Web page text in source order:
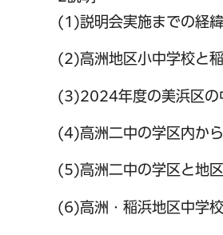
(1)説明会実施までの経
(2)高洲地区小中学校と
(3)2024年度の美浜区の
(4)高洲二中の学区内か
(5)高洲二中の学区と地
(6)高洲・稲浜地区中学